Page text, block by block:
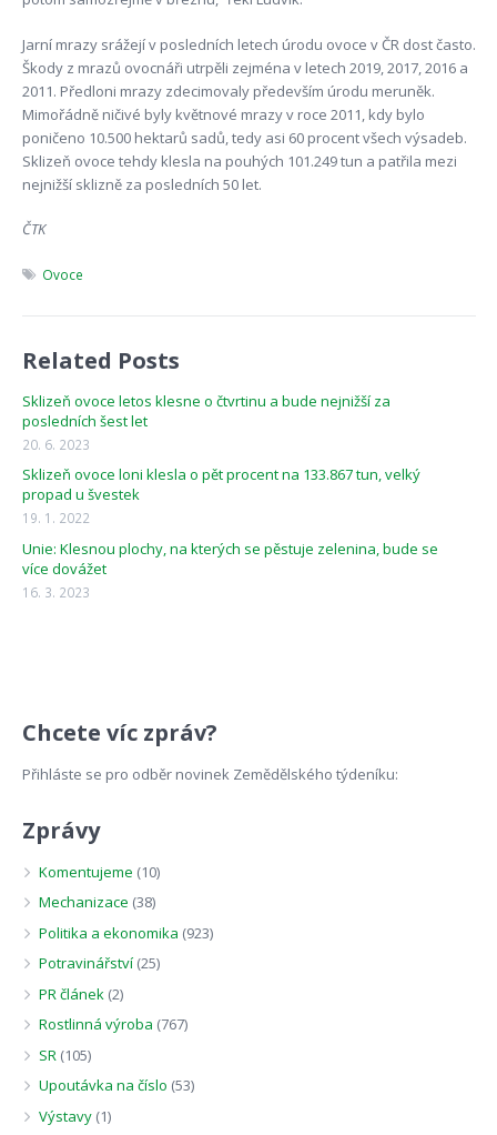
Jarní mrazy srážejí v posledních letech úrodu ovoce v ČR dost často.
Škody z mrazů ovocnáři utrpěli zejména v letech 2019, 2017, 2016 a
2011. Předloni mrazy zdecimovaly především úrodu meruněk.
Mimořádně ničivé byly květnové mrazy v roce 2011, kdy bylo
poničeno 10.500 hektarů sadů, tedy asi 60 procent všech výsadeb.
Sklizeň ovoce tehdy klesla na pouhých 101.249 tun a patřila mezi
nejnižší sklizně za posledních 50 let.
ČTK
Ovoce
Related Posts
Sklizeň ovoce letos klesne o čtvrtinu a bude nejnižší za
posledních šest let
20. 6. 2023
Sklizeň ovoce loni klesla o pět procent na 133.867 tun, velký
propad u švestek
19. 1. 2022
Unie: Klesnou plochy, na kterých se pěstuje zelenina, bude se
více dovážet
16. 3. 2023
Chcete víc zpráv?
Přihláste se pro odběr novinek Zemědělského týdeníku:
Zprávy
Komentujeme (10)
Mechanizace (38)
Politika a ekonomika (923)
Potravinářství (25)
PR článek (2)
Rostlinná výroba (767)
SR (105)
Upoutávka na číslo (53)
Výstavy (1)